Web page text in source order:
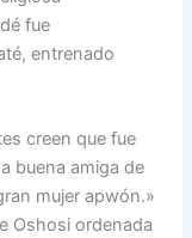
fue
entrenado
creen que fue
buena amiga de
mujer apwón.»
Oshosi ordenada